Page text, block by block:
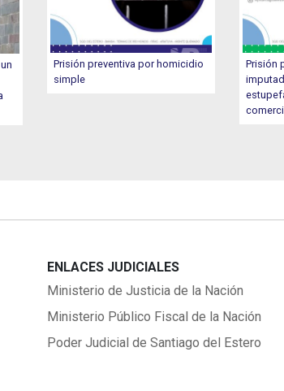
Prisión preventiva por homicidio
simple
Prisión
ENLACES JUDICIALES
Ministerio de Justicia de la Nación
Ministerio Público Fiscal de la Nación
Poder Judicial de Santiago del Estero